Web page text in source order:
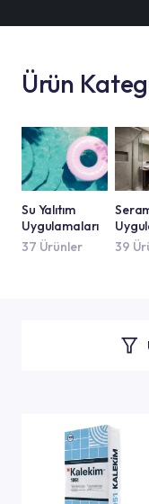
Ürün
Su Yalıtım
Uygulamaları
37 Ürünler
39